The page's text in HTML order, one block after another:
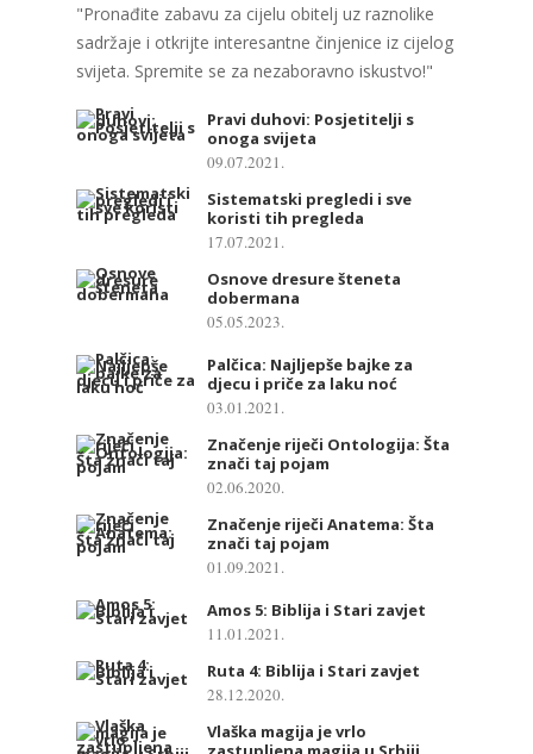
"Pronađite zabavu za cijelu obitelj uz raznolike
sadržaje i otkrijte interesantne činjenice iz cijelog
svijeta. Spremite se za nezaboravno iskustvo!"
Pravi duhovi: Posjetitelji s
onoga svijeta
09.07.2021.
Sistematski pregledi i sve
koristi tih pregleda
17.07.2021.
Osnove dresure šteneta
dobermana
05.05.2023.
Palčica: Najljepše bajke za
djecu i priče za laku noć
03.01.2021.
Značenje riječi Ontologija: Šta
znači taj pojam
02.06.2020.
Značenje riječi Anatema: Šta
znači taj pojam
01.09.2021.
Amos 5: Biblija i Stari zavjet
11.01.2021.
Ruta 4: Biblija i Stari zavjet
28.12.2020.
Vlaška magija je vrlo